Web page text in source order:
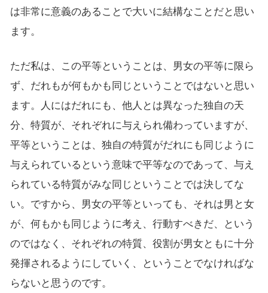
は非常に意義のあることで大いに結構なことだと思い
ます。
ただ私は、この平等ということは、男女の平等に限ら
ず、だれもが何もかも同じということではないと思い
ます。人にはだれにも、他人とは異なった独自の天
分、特質が、それぞれに与えられ備わっていますが、
平等ということは、独自の特質がだれにも同じように
与えられているという意味で平等なのであって、与え
られている特質がみな同じということでは決してな
い。ですから、男女の平等といっても、それは男と女
が、何もかも同じように考え、行動すべきだ、という
のではなく、それぞれの特質、役割が男女ともに十分
発揮されるようにしていく、ということでなければな
らないと思うのです。